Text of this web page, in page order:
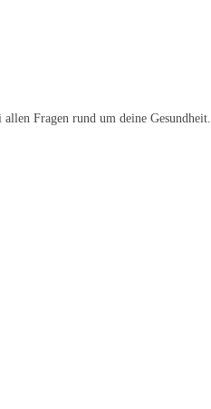
Fragen rund um deine Gesundheit.